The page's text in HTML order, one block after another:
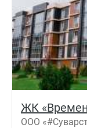
ЖК
ООО